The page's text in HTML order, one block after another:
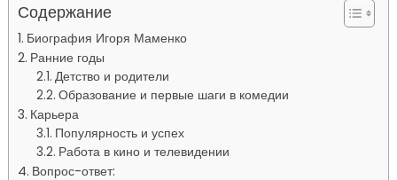
Содержание
Биография Игоря Маменко
Ранние годы
Детство и родители
Образование и первые шаги в комедии
Карьера
Популярность и успех
Работа в кино и телевидении
Вопрос-ответ: